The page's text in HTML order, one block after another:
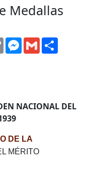
Medallas
Copy
Link
Messenger
Gmail
NACIONAL DEL
DE LA
MÉRITO